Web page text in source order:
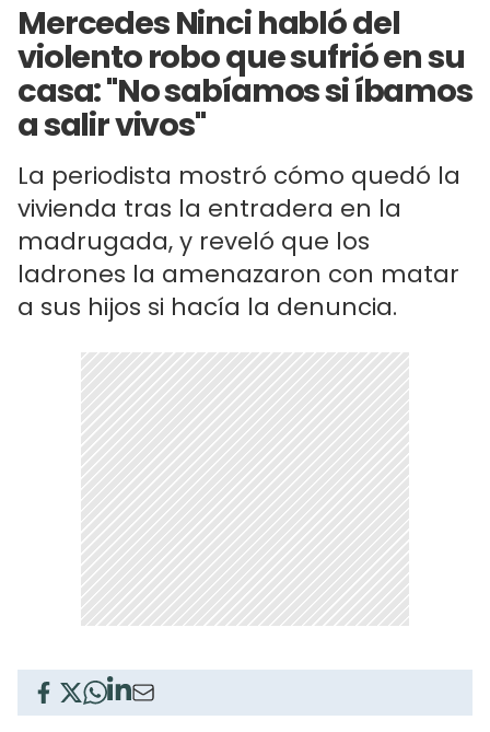
Mercedes Ninci habló del
violento robo que sufrió en su
casa: "No sabíamos si íbamos
a salir vivos"
La periodista mostró cómo quedó la
vivienda tras la entradera en la
madrugada, y reveló que los
ladrones la amenazaron con matar
a sus hijos si hacía la denuncia.